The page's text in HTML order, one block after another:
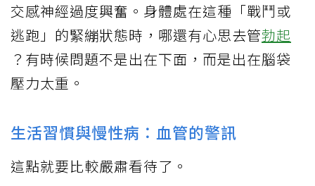
交感神經過度興奮。身體處在這種「戰鬥或
逃跑」的緊繃狀態時，哪還有心思去管勃起
？有時候問題不是出在下面，而是出在腦袋
壓力太重。
生活習慣與慢性病：血管的警訊
這點就要比較嚴肅看待了。